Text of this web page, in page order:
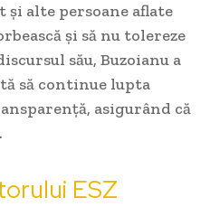
și alte persoane aflate
și să nu tolereze
său, Buzoianu a
să continue lupta
asigurând că
ESZ